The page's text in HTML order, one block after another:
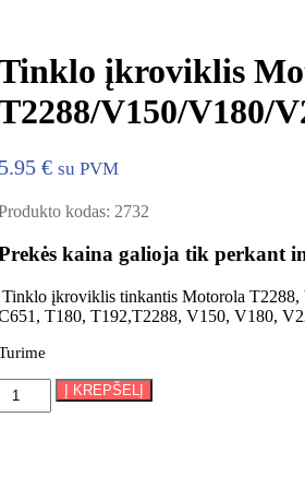
įkroviklis
V150/V180/
5.95€ su PVM
kodas:2732
kaina galioja tik perkant
Tinklo įkroviklis tinkantis Motorola
T180, T192,T2288, V150, V180,
produkto
kiekis:
Į KREPŠELĮ